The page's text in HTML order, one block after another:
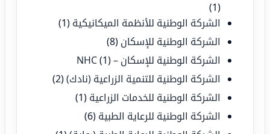
(1)
الشركة الوطنية للأنظمة الميكانيكية (1)
الشركة الوطنية للإسكان (8)
الشركة الوطنية للإسكان – NHC(1)
الشركة الوطنية للتنمية الزراعية (نادك)(2)
الشركة الوطنية للخدمات الزراعية (1)
الشركة الوطنية للرعاية الطبية (6)